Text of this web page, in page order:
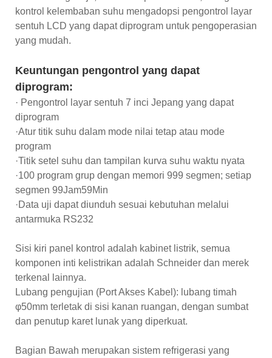
kontrol kelembaban suhu mengadopsi pengontrol layar
sentuh LCD yang dapat diprogram untuk pengoperasian
yang mudah.
Keuntungan pengontrol yang dapat
diprogram:
· Pengontrol layar sentuh 7 inci Jepang yang dapat
diprogram
·Atur titik suhu dalam mode nilai tetap atau mode
program
·Titik setel suhu dan tampilan kurva suhu waktu nyata
·100 program grup dengan memori 999 segmen; setiap
segmen 99Jam59Min
·Data uji dapat diunduh sesuai kebutuhan melalui
antarmuka RS232
Sisi kiri panel kontrol adalah kabinet listrik, semua
komponen inti kelistrikan adalah Schneider dan merek
terkenal lainnya.
Lubang pengujian (Port Akses Kabel): lubang timah
φ50mm terletak di sisi kanan ruangan, dengan sumbat
dan penutup karet lunak yang diperkuat.
Bagian Bawah merupakan sistem refrigerasi yang